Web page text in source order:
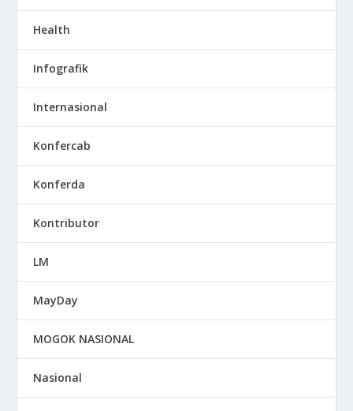
Health
Infografik
Internasional
Konfercab
Konferda
Kontributor
LM
MayDay
MOGOK NASIONAL
Nasional